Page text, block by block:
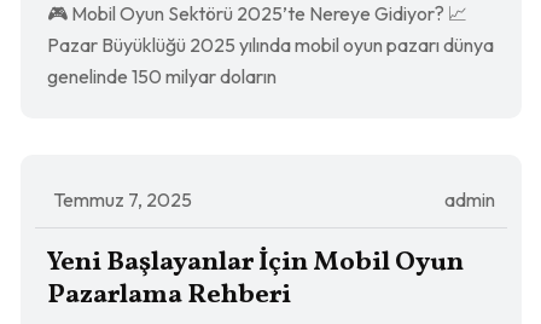
🎮 Mobil Oyun Sektörü 2025’te Nereye Gidiyor? 📈
Pazar Büyüklüğü 2025 yılında mobil oyun pazarı dünya
genelinde 150 milyar doların
Temmuz 7, 2025 admin
Yeni Başlayanlar İçin Mobil Oyun
Pazarlama Rehberi